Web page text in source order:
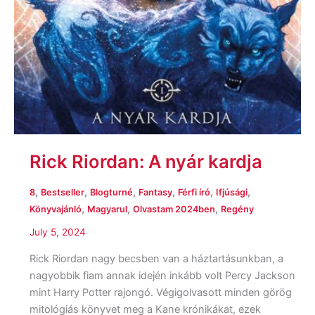
Rick Riordan: A nyár kardja
8, Bestseller, Blogturné, Fantasy, Férfi író, Ifjúsági,
Könyvajánló, Magyarul, Olvastam 2024ben, Regény
July 5, 2024
Rick Riordan nagy becsben van a háztartásunkban, a
nagyobbik fiam annak idején inkább volt Percy Jackson
mint Harry Potter rajongó. Végigolvasott minden görög
mitológiás könyvet meg a Kane krónikákat, ezek